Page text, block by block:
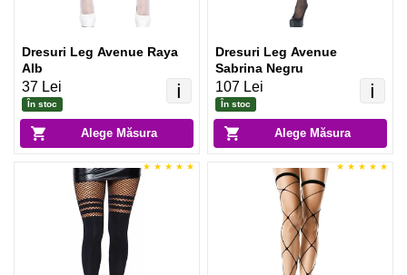
Alege Măsura
ℹ️
Dresuri Leg Avenue Raya
Alb
37 Lei
În stoc
Alege Măsura
ℹ️
Dresuri Leg Avenue
Sabrina Negru
107 Lei
În stoc